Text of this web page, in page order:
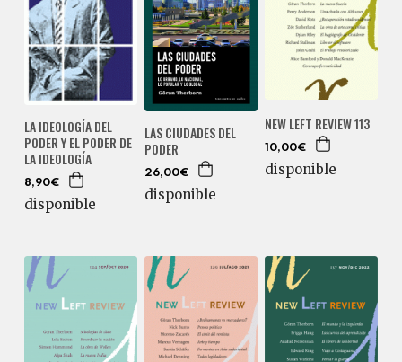
LA IDEOLOGÍA DEL
PODER Y EL PODER DE
LA IDEOLOGÍA
8,90€
disponible
LAS CIUDADES DEL
PODER
26,00€
disponible
NEW LEFT REVIEW 113
10,00€
disponible